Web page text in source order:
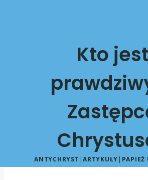
Kto jest
ANTYCHRYST |ARTYKUŁY | PAPIEŻ